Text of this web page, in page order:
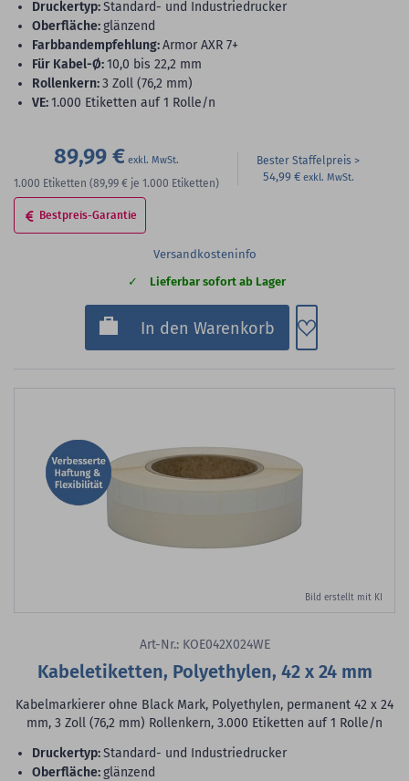
Druckertyp:Standard- und Industriedrucker
Oberfläche:glänzend
Farbbandempfehlung:Armor AXR 7+
für Kabel-Ø:10,0 bis 22,2 mm
Rollenkern:3 Zoll (76,2 mm)
VE:1.000 Etiketten auf 1 Rolle/n
89,99 €
1.000 Etiketten (89,99 € je 1.000 Etiketten)
Bester Staffelpreis
54,99 €
Bestpreis-Garantie
Versandkosteninfo
Lieferbar sofort ab Lager
In den Warenkorb Zum
Bild erstellt mit KI
Art-Nr.: KOE042X024WE
Kabeletiketten, Polyethylen, 42 x 24 mm
Kabelmarkierer ohne Black Mark, Polyethylen, permanent 42 x 24
mm, 3 Zoll (76,2 mm) Rollenkern, 3.000 Etiketten auf 1 Rolle/n
Druckertyp:Standard- und Industriedrucker
Oberfläche:glänzend